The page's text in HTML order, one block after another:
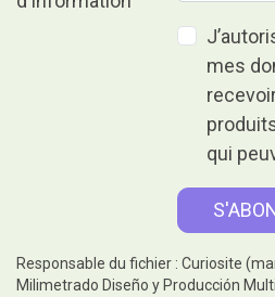
mes
qui
Responsable du fichier : Curiosite
Milimetrado Diseño y Producción